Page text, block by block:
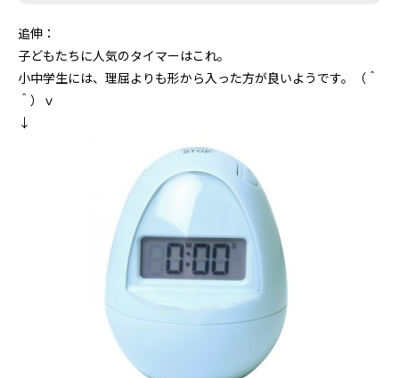
追伸：
子どもたちに人気のタイマーはこれ。
小中学生には、理屈よりも形から入った方が良いようです。（＾
＾）ｖ
↓